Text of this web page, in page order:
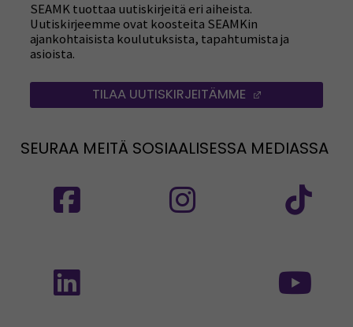
SEAMK tuottaa uutiskirjeitä eri aiheista.
Uutiskirjeemme ovat koosteita SEAMKin
ajankohtaisista koulutuksista, tapahtumista ja
asioista.
TILAA UUTISKIRJEITÄMME
SEURAA MEITÄ SOSIAALISESSA MEDIASSA